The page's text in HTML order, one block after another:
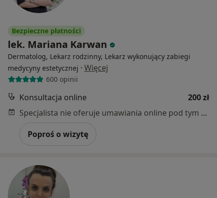
Bezpieczne płatności
lek. Mariana Karwan
Dermatolog, Lekarz rodzinny, Lekarz wykonujący zabiegi
medycyny estetycznej · Więcej
600 opinii
Konsultacja online
200 zł
Specjalista nie oferuje umawiania online pod tym adresem.
Poproś o wizytę